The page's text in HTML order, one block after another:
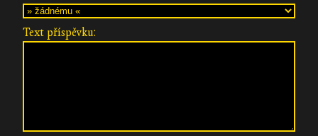
Text příspěvku: